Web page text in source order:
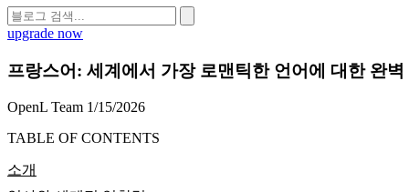
upgrade now
프랑스어: 세계에서 가장 로맨틱한 언어에 대한 완벽
OpenL Team 1/15/2026
TABLE OF CONTENTS
소개